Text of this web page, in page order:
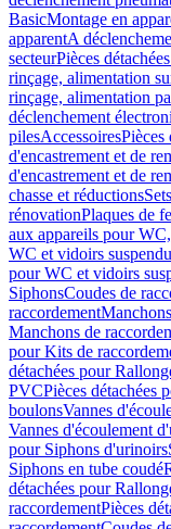
BasicMontage en
apparentA
secteurPièces
rinçage, alimentation
rinçage, alimentation
déclenchement
pilesAccessoiresPièces
d'encastrement et de
d'encastrement et de
chasse et réductions
rénovationPlaques de
aux appareils pour
WC et vidoirs
pour WC et vidoirs
SiphonsCoudes de
raccordement
Manchons de
pour Kits de
détachées pour
PVCPièces détachées
boulonsVannes
Vannes d'écoulement
pour Siphons d'urinoirs
Siphons en tube coudé
détachées pour
raccordementPièces